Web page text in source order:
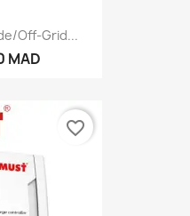
Off-Grid...
MAD
favorite_border